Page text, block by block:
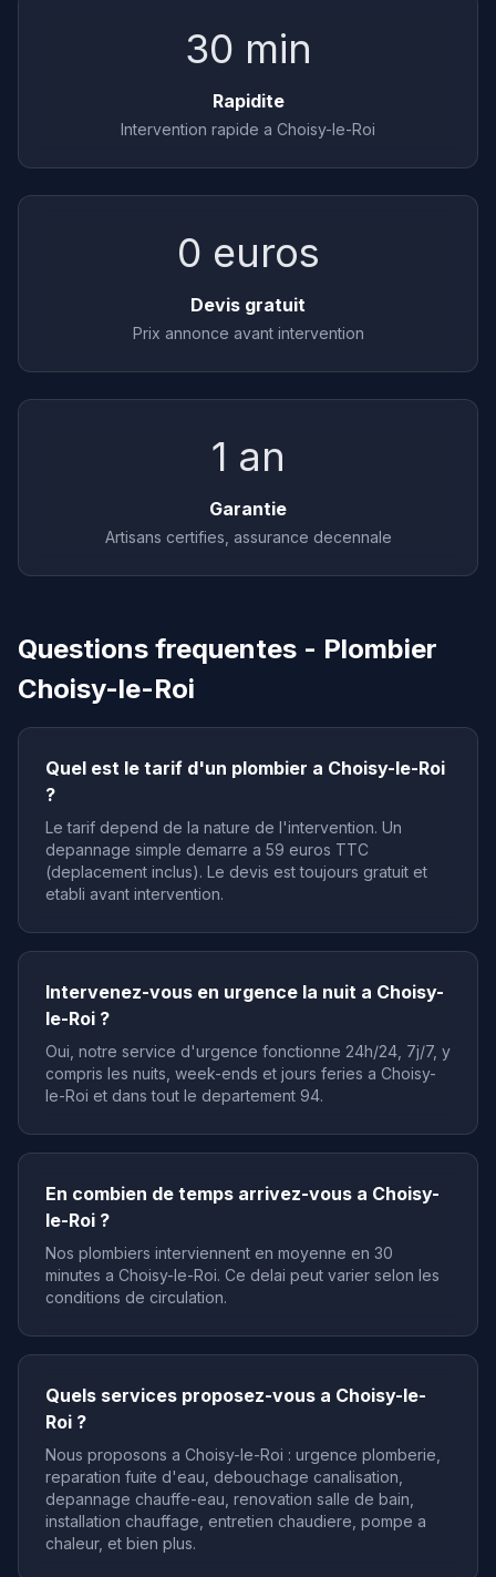
30 min
Rapidite
Intervention rapide a Choisy-le-Roi
0 euros
Devis gratuit
Prix annonce avant intervention
1 an
Garantie
Artisans certifies, assurance decennale
Questions frequentes - Plombier
Choisy-le-Roi
Quel est le tarif d'un plombier a Choisy-le-Roi
?
Le tarif depend de la nature de l'intervention. Un
depannage simple demarre a 59 euros TTC
(deplacement inclus). Le devis est toujours gratuit et
etabli avant intervention.
Intervenez-vous en urgence la nuit a Choisy-
le-Roi ?
Oui, notre service d'urgence fonctionne 24h/24, 7j/7, y
compris les nuits, week-ends et jours feries a Choisy-
le-Roi et dans tout le departement 94.
En combien de temps arrivez-vous a Choisy-
le-Roi ?
Nos plombiers interviennent en moyenne en 30
minutes a Choisy-le-Roi. Ce delai peut varier selon les
conditions de circulation.
Quels services proposez-vous a Choisy-le-
Roi ?
Nous proposons a Choisy-le-Roi : urgence plomberie,
reparation fuite d'eau, debouchage canalisation,
depannage chauffe-eau, renovation salle de bain,
installation chauffage, entretien chaudiere, pompe a
chaleur, et bien plus.